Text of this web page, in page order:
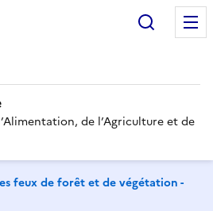
de l’Agriculture et de
feux de forêt et de végétation -